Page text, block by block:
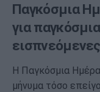
Παγκόσμια
για
Η Παγκόσμια
μήνυμα τόσο